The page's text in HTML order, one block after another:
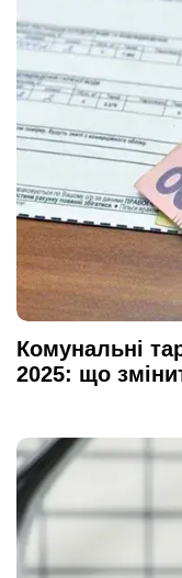
Комунальні
2025: що